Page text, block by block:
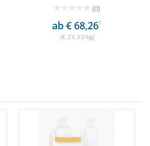
(0)
ab € 68,261
(€ 23,33/kg)